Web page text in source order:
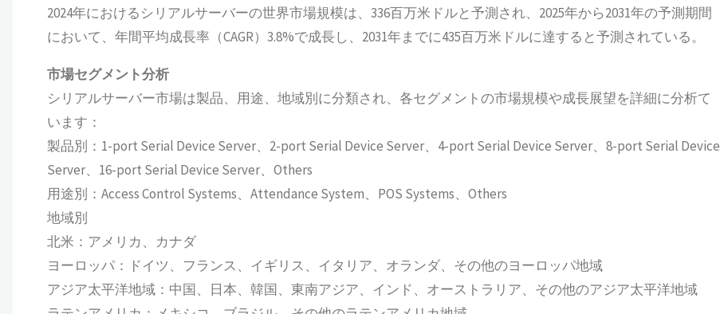
2024年におけるシリアルサーバーの世界市場規模は、336百万米ドルと予測され、2025年から2031年の予測期間
において、年間平均成長率（CAGR）3.8%で成長し、2031年までに435百万米ドルに達すると予測されている。
市場セグメント分析
シリアルサーバー市場は製品、用途、地域別に分類され、各セグメントの市場規模や成長展望を詳細に分析て
います：
製品別：1-port Serial Device Server、2-port Serial Device Server、4-port Serial Device Server、8-port Serial Device
Server、16-port Serial Device Server、Others
用途別：Access Control Systems、Attendance System、POS Systems、Others
地域別
北米：アメリカ、カナダ
ヨーロッパ：ドイツ、フランス、イギリス、イタリア、オランダ、その他のヨーロッパ地域
アジア太平洋地域：中国、日本、韓国、東南アジア、インド、オーストラリア、その他のアジア太平洋地域